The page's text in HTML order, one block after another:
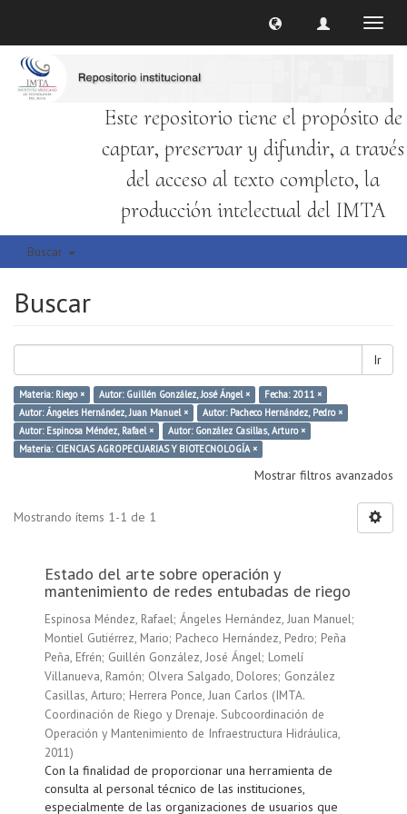
Este repositorio tiene el propósito de
captar, preservar y difundir, a través
del acceso al texto completo, la
producción intelectual del IMTA
Buscar
Buscar
Ir
Materia: Riego × Autor: Guillén González, José Ángel ×
Fecha: 2011 ×
Autor: Ángeles Hernández, Juan Manuel ×
Autor: Pacheco Hernández, Pedro ×
Autor: Espinosa Méndez, Rafael ×
Autor: González Casillas, Arturo ×
Materia: CIENCIAS AGROPECUARIAS Y BIOTECNOLOGÍA ×
Mostrar filtros avanzados
Mostrando ítems 1-1 de 1
Estado del arte sobre operación y
mantenimiento de redes entubadas de riego
Espinosa Méndez, Rafael; Ángeles Hernández, Juan Manuel;
Montiel Gutiérrez, Mario; Pacheco Hernández, Pedro; Peña
Peña, Efrén; Guillén González, José Ángel; Lomelí
Villanueva, Ramón; Olvera Salgado, Dolores; González
Casillas, Arturo; Herrera Ponce, Juan Carlos (IMTA.
Coordinación de Riego y Drenaje. Subcoordinación de
Operación y Mantenimiento de Infraestructura Hidráulica,
2011)
Con la finalidad de proporcionar una herramienta de
consulta al personal técnico de las instituciones,
especialmente de las organizaciones de usuarios que